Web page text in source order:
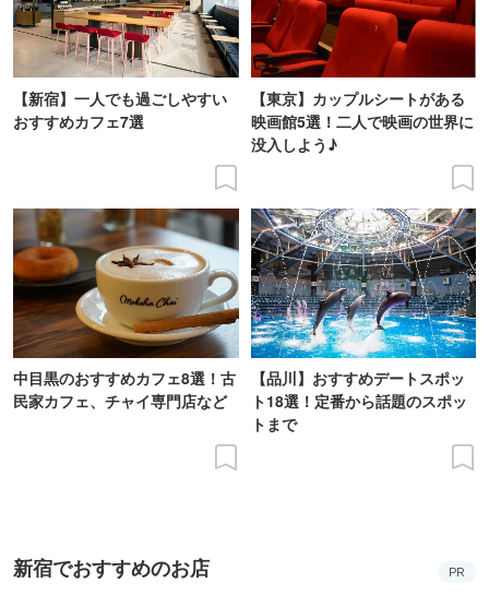
【新宿】一人でも過ごしやすい
おすすめカフェ7選
【東京】カップルシートがある
映画館5選！二人で映画の世界に
没入しよう♪
中目黒のおすすめカフェ8選！古
民家カフェ、チャイ専門店など
【品川】おすすめデートスポッ
ト18選！定番から話題のスポッ
トまで
新宿でおすすめのお店 PR